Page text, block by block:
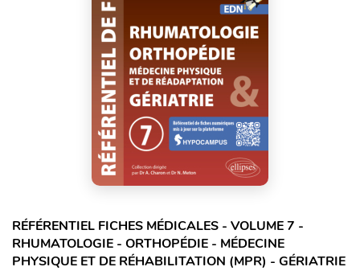
RÉFÉRENTIEL FICHES MÉDICALES - VOLUME 7 -
RHUMATOLOGIE - ORTHOPÉDIE - MÉDECINE
PHYSIQUE ET DE RÉHABILITATION (MPR) - GÉRIATRIE